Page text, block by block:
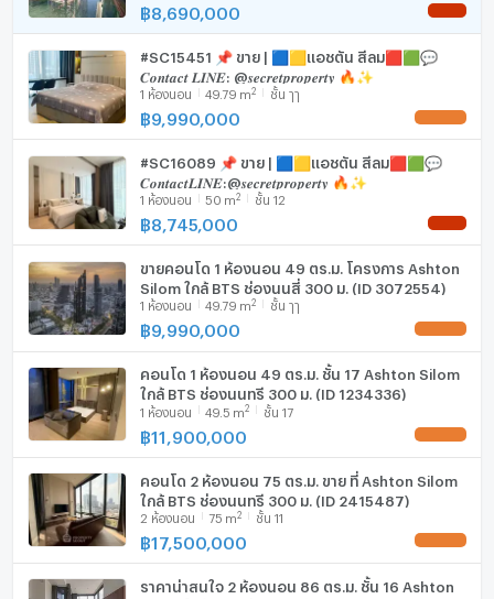
เครื่องดูดควัน
มีอินเตอร์เน็ตไร้สาย (Wi-Fi) ในห้องพัก
เครื่องซักผ้า
฿8,690,000
#SC15451 📌 ขาย | 🟦🟨แอชตัน สีลม🟥🟩💬
𝑪𝒐𝒏𝒕𝒂𝒄𝒕 𝑳𝑰𝑵𝑬: @𝒔𝒆𝒄𝒓𝒆𝒕𝒑𝒓𝒐𝒑𝒆𝒓𝒕𝒚 🔥✨
1 ห้องนอน 49.79 m2 ชั้น ๅๅ
฿9,990,000
#SC16089 📌 ขาย | 🟦🟨แอชตัน สีลม🟥🟩💬
𝑪𝒐𝒏𝒕𝒂𝒄𝒕𝑳𝑰𝑵𝑬:@𝒔𝒆𝒄𝒓𝒆𝒕𝒑𝒓𝒐𝒑𝒆𝒓𝒕𝒚 🔥✨
1 ห้องนอน 50 m2 ชั้น 12
฿8,745,000
ขายคอนโด 1 ห้องนอน 49 ตร.ม. โครงการ Ashton
Silom ใกล้ BTS ช่องนนสี่ 300 ม. (ID 3072554)
1 ห้องนอน 49.79 m2 ชั้น ๅๅ
฿9,990,000
คอนโด 1 ห้องนอน 49 ตร.ม. ชั้น 17 Ashton Silom
ใกล้ BTS ช่องนนทรี 300 ม. (ID 1234336)
1 ห้องนอน 49.5 m2 ชั้น 17
฿11,900,000
คอนโด 2 ห้องนอน 75 ตร.ม. ขาย ที่ Ashton Silom
ใกล้ BTS ช่องนนทรี 300 ม. (ID 2415487)
2 ห้องนอน 75 m2 ชั้น 11
฿17,500,000
ราคาน่าสนใจ 2 ห้องนอน 86 ตร.ม. ชั้น 16 Ashton